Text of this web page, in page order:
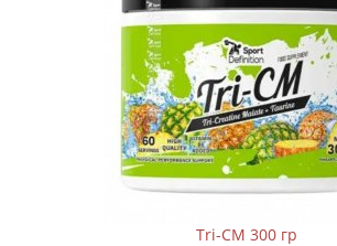
Tri-CM 300 гр